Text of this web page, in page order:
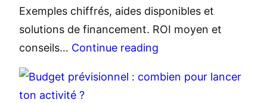
Exemples chiffrés, aides disponibles et
solutions de financement. ROI moyen et
conseils… Continue reading